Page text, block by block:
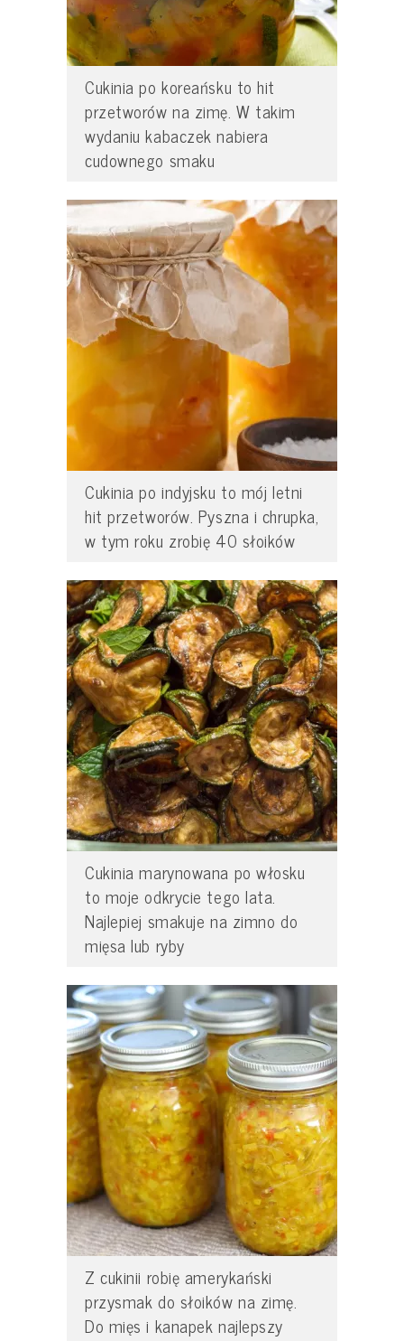
Cukinia po koreańsku to hit
przetworów na zimę. W takim
wydaniu kabaczek nabiera
cudownego smaku
Cukinia po indyjsku to mój letni
hit przetworów. Pyszna i chrupka,
w tym roku zrobię 40 słoików
Cukinia marynowana po włosku
to moje odkrycie tego lata.
Najlepiej smakuje na zimno do
mięsa lub ryby
Z cukinii robię amerykański
przysmak do słoików na zimę.
Do mięs i kanapek najlepszy